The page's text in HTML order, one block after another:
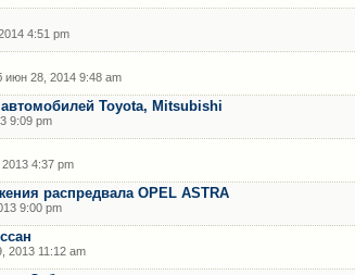
4:51 pm
июн 28, 2014 9:48 am
Toyota, Mitsubishi
9:09 pm
4:37 pm
распредвала OPEL ASTRA
9:00 pm
2013 11:12 am